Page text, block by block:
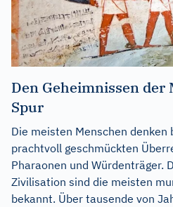
Den Geheimnissen der
Spur
Die meisten Menschen denken
prachtvoll geschmückten
Pharaonen und Würdenträger.
Zivilisation sind die meisten
bekannt. Über tausende von